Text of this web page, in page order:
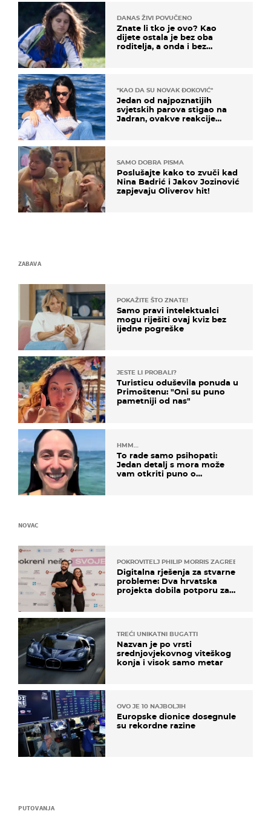
DANAS ŽIVI POVUČENO
Znate li tko je ovo? Kao
dijete ostala je bez oba
roditelja, a onda i bez
"KAO DA SU NOVAK ĐOKOVIĆ"
Jedan od najpoznatijih
svjetskih parova stigao na
Jadran, ovakve reakcije
SAMO DOBRA PISMA
Poslušajte kako to zvuči kad
Nina Badrić i Jakov Jozinović
zapjevaju Oliverov hit!
ZABAVA
POKAŽITE ŠTO ZNATE!
Samo pravi intelektualci
mogu riješiti ovaj kviz bez
ijedne pogreške
JESTE LI PROBALI?
Turisticu oduševila ponuda u
Primoštenu: "Oni su puno
pametniji od nas"
HMM…
To rade samo psihopati:
Jedan detalj s mora može
vam otkriti puno o
PUTOVANJA
NOVAC
POKROVITELJ PHILIP MORRIS ZAGREB
Digitalna rješenja za stvarne
probleme: Dva hrvatska
projekta dobila potporu za
TREĆI UNIKATNI BUGATTI
Nazvan je po vrsti
srednjovjekovnog viteškog
konja i visok samo metar
OVO JE 10 NAJBOLJIH
Europske dionice dosegnule
su rekordne razine